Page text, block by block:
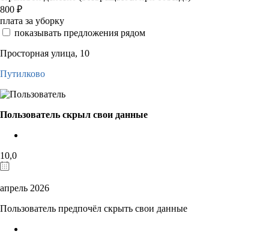
800 ₽
плата за уборку
показывать предложения рядом
Просторная улица, 10
Путилково
Пользователь скрыл свои данные
10,0
апрель 2026
Пользователь предпочёл скрыть свои данные